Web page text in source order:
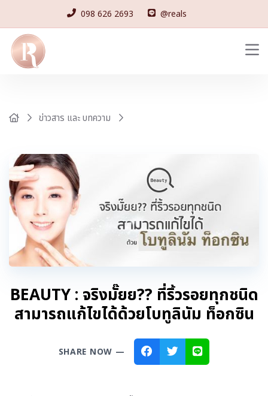
098 626 2693 @reals
ข่าวสาร และ บทความ
BEAUTY : จริงมั๊ยย?? ที่ริ้วรอยทุกชนิด
สามารถแก้ไขได้ด้วยโบทูลินัม ท็อกซิน
SHARE NOW —